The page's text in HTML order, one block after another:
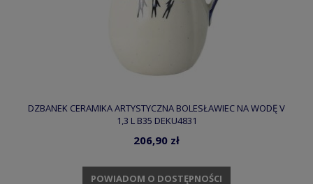
DZBANEK CERAMIKA ARTYSTYCZNA BOLESŁAWIEC NA WODĘ V
1,3 L B35 DEKU4831
206,90 zł
POWIADOM O DOSTĘPNOŚCI